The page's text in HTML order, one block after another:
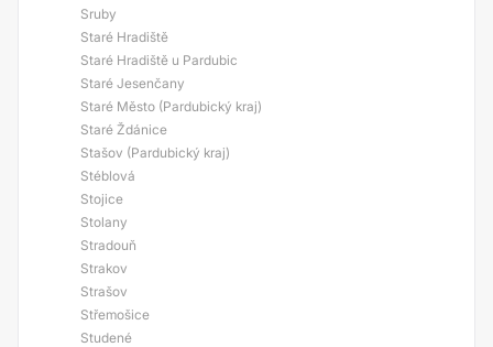
Sruby
Staré Hradiště
Staré Hradiště u Pardubic
Staré Jesenčany
Staré Město (Pardubický kraj)
Staré Ždánice
Stašov (Pardubický kraj)
Stéblová
Stojice
Stolany
Stradouň
Strakov
Strašov
Střemošice
Studené